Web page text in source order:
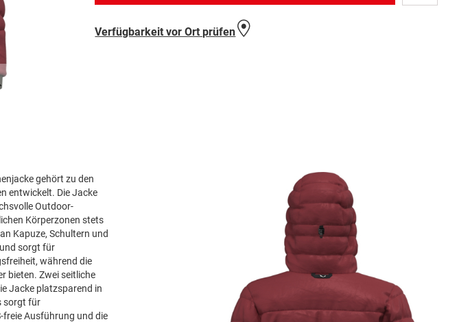
Wunschliste
Verfügbarkeit vor Ort prüfen
gehört zu den
entwickelt. Die Jacke
Outdoor-
Körperzonen stets
Kapuze, Schultern und
sorgt für
während die
bieten. Zwei seitliche
Jacke platzsparend in
sorgt für
Ausführung und die